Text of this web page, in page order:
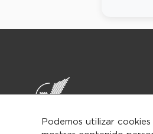
Podemos utilizar